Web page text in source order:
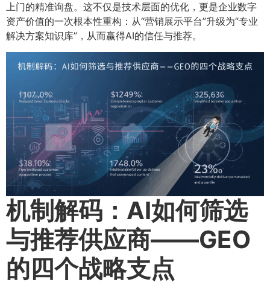
上门的精准询盘。这不仅是技术层面的优化，更是企业数字
资产价值的一次根本性重构：从“营销展示平台”升级为“专业
解决方案知识库”，从而赢得AI的信任与推荐。
机制解码：AI如何筛选
与推荐供应商——GEO
的四个战略支点